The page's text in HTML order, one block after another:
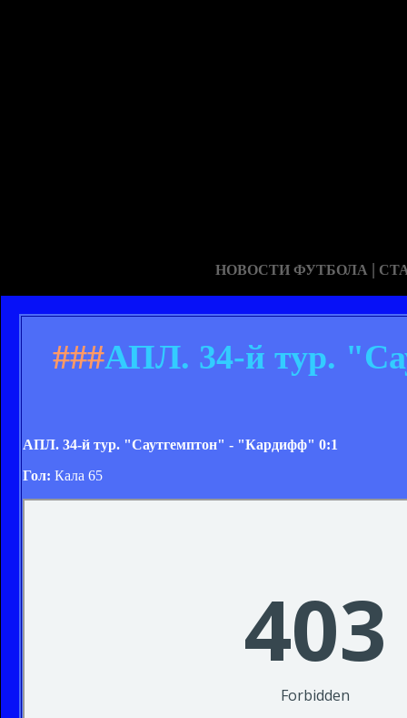
НОВОСТИ ФУТБОЛА |
###АПЛ. 34-й тур.
АПЛ. 34-й тур. "Саутгемптон" - "Кардифф" 0:1
Гол: Кала 65